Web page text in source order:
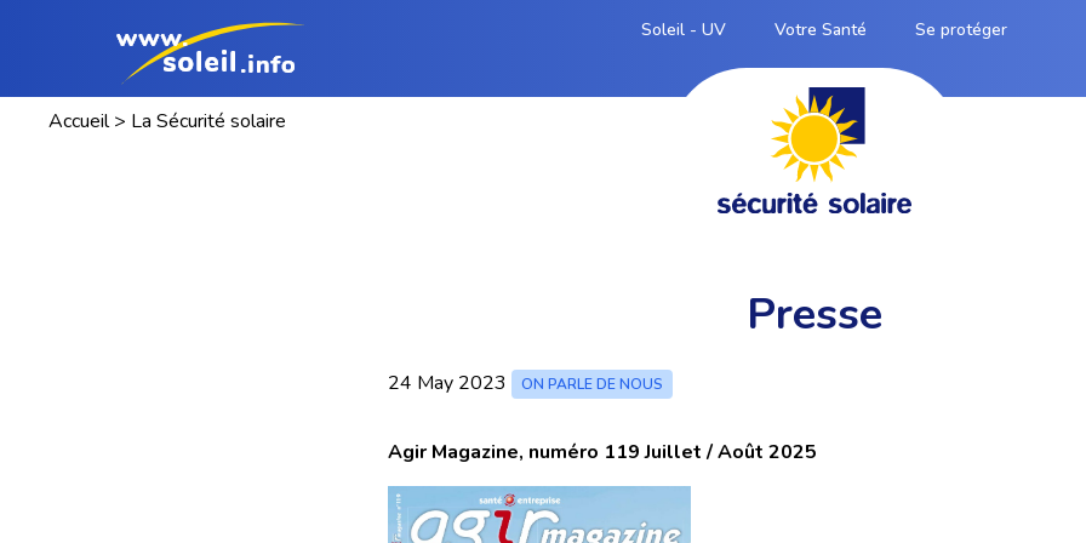
Soleil - UV Votre Santé
Se protéger
Accueil > La Sécurité solaire
Presse
24 May 2023 ON PARLE DE NOUS
Agir Magazine, numéro 119 Juillet / Août 2025